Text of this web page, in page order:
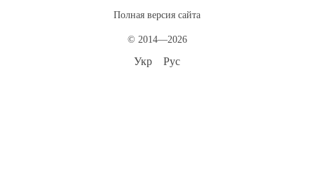
Полная версия сайта
© 2014—2026
Укр Рус